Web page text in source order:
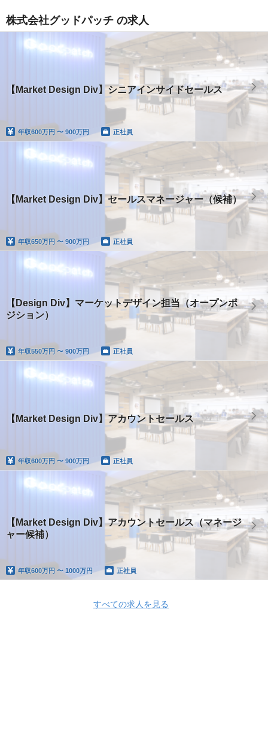
株式会社グッドパッチ の求人
【Market Design Div】シニアインサイドセールス
年収600万円 〜 900万円 正社員
【Market Design Div】セールスマネージャー（候補）
年収650万円 〜 900万円 正社員
【Design Div】マーケットデザイン担当（オープンポ
ジション）
年収550万円 〜 900万円 正社員
【Market Design Div】アカウントセールス
年収600万円 〜 900万円 正社員
【Market Design Div】アカウントセールス（マネージ
ャー候補）
年収600万円 〜 1000万円 正社員
すべての求人を見る